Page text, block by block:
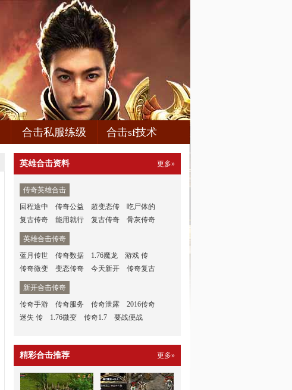
合击私服练级 合击sf技术
英雄合击资料 更多»
传奇英雄合击
回程途中
传奇公益 超变态传
吃尸体的
复古传奇
能用就行 复古传奇 骨灰传奇
英雄合击传奇
蓝月传世
传奇数据 1.76魔龙
游戏 传
传奇微变
变态传奇 今天新开 传奇复古
新开合击传奇
传奇手游
传奇服务 传奇泄露
2016传奇
迷失 传
1.76微变 传奇1.7 要战便战
精彩合击推荐 更多»